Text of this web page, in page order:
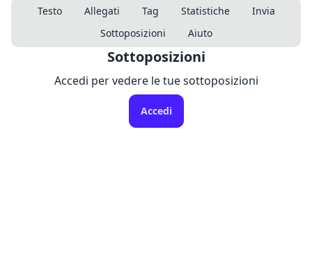
Testo Allegati Tag Statistiche
Invia
Sottoposizioni
Aiuto
Sottoposizioni
Accedi per vedere le tue sottoposizioni
Accedi